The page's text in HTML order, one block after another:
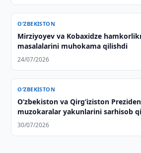
O‘ZBEKISTON
Mirziyoyev va Kobaxidze
masalalarini muhokama qilishdi
24/07/2026
O‘ZBEKISTON
Oʻzbekiston va Qirgʻiziston
muzokaralar yakunlarini sarhisob
30/07/2026